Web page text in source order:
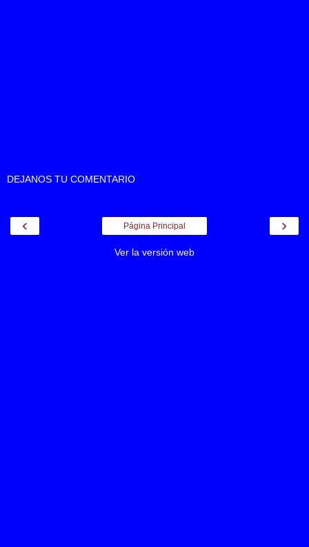
DEJANOS TU COMENTARIO
‹ ›
Página Principal
Ver la versión web